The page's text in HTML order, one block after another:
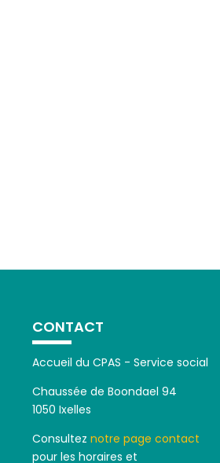
CONTACT
Accueil du CPAS - Service social
Chaussée de Boondael 94
1050 Ixelles
Consultez notre page contact
pour les horaires et